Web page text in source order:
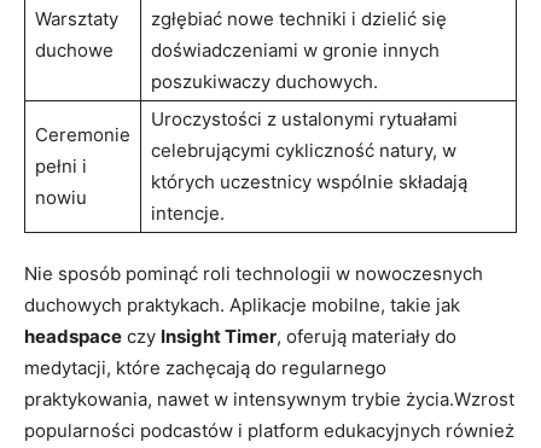
Warsztaty
duchowe
zgłębiać nowe techniki i dzielić się
doświadczeniami w gronie innych
poszukiwaczy duchowych.
Ceremonie
pełni i
nowiu
Uroczystości z ustalonymi rytuałami
celebrującymi cykliczność natury, w
których uczestnicy wspólnie składają
intencje.
Nie sposób pominąć roli technologii w nowoczesnych
duchowych praktykach. Aplikacje mobilne, takie jak
headspace czy Insight Timer, oferują materiały do
medytacji, które zachęcają do regularnego
praktykowania, nawet w intensywnym trybie życia.Wzrost
popularności podcastów i platform edukacyjnych również